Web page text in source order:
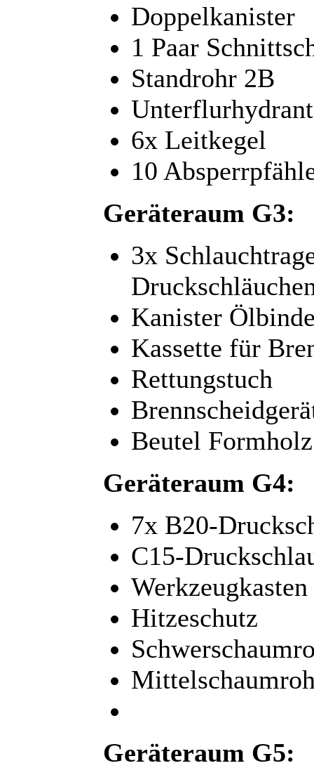
Doppelkanister
1 Paar
Standrohr 2B
6x Leitkegel
10
Geräteraum G3:
3x
Kanister
Kassette für
Rettungstuch
Beutel Formholz
Geräteraum G4:
7x B20-
C15-
Werkzeugkasten
Hitzeschutz
Geräteraum G5: